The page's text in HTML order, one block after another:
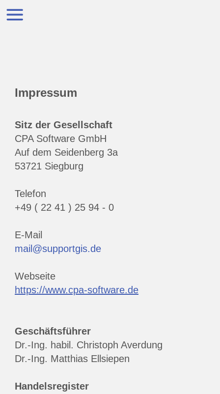
Impressum
Sitz der Gesellschaft
CPA Software GmbH
Auf dem Seidenberg 3a
53721 Siegburg
Telefon
+49 ( 22 41 ) 25 94 - 0
E-Mail
mail@supportgis.de
Webseite
https://www.cpa-software.de
Geschäftsführer
Dr.-Ing. habil. Christoph Averdung
Dr.-Ing. Matthias Ellsiepen
Handelsregister